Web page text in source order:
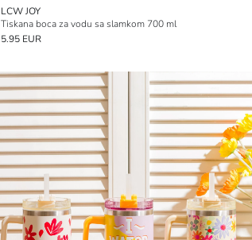
LCW JOY
Tiskana boca za vodu sa slamkom 700 ml
5.95 EUR